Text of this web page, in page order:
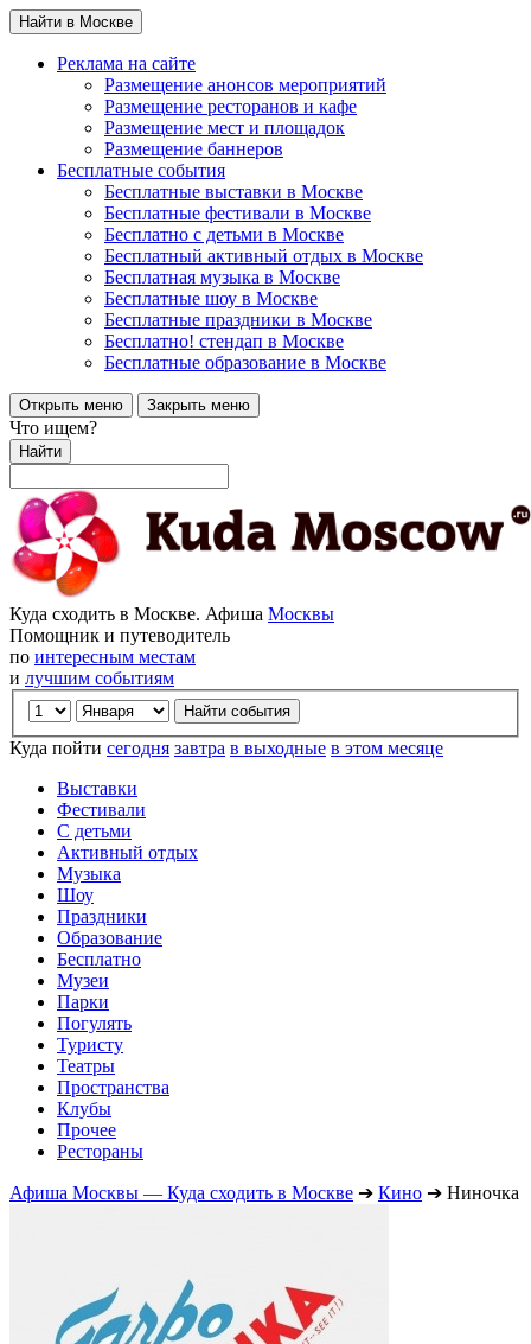
Найти в Москве
Реклама на сайте
Размещение анонсов мероприятий
Размещение ресторанов и кафе
Размещение мест и площадок
Размещение баннеров
Бесплатные события
Бесплатные выставки в Москве
Бесплатные фестивали в Москве
Бесплатно с детьми в Москве
Бесплатный активный отдых в Москве
Бесплатная музыка в Москве
Бесплатные шоу в Москве
Бесплатные праздники в Москве
Бесплатно! стендап в Москве
Бесплатные образование в Москве
Открыть меню Закрыть меню
Что ищем?
Найти
Куда сходить в Москве. Афиша Москвы
Помощник и путеводитель
по интересным местам
и лучшим событиям
Куда пойти сегодня завтра в выходные в этом месяце
Выставки
Фестивали
С детьми
Активный отдых
Музыка
Шоу
Праздники
Образование
Бесплатно
Музеи
Парки
Погулять
Туристу
Театры
Пространства
Клубы
Прочее
Рестораны
Афиша Москвы — Куда сходить в Москве ➔ Кино ➔ Ниночка